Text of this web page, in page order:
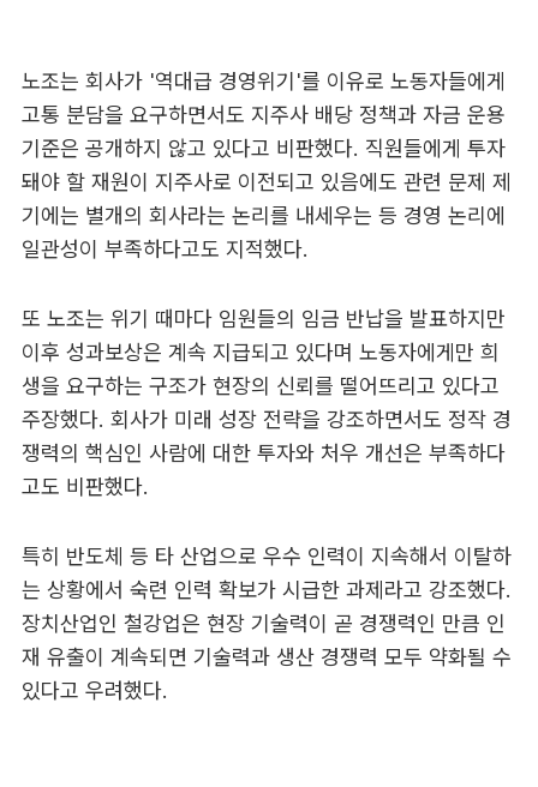
노조는 회사가 '역대급 경영위기'를 이유로 노동자들에게
고통 분담을 요구하면서도 지주사 배당 정책과 자금 운용
기준은 공개하지 않고 있다고 비판했다. 직원들에게 투자
돼야 할 재원이 지주사로 이전되고 있음에도 관련 문제 제
기에는 별개의 회사라는 논리를 내세우는 등 경영 논리에
일관성이 부족하다고도 지적했다.
또 노조는 위기 때마다 임원들의 임금 반납을 발표하지만
이후 성과보상은 계속 지급되고 있다며 노동자에게만 희
생을 요구하는 구조가 현장의 신뢰를 떨어뜨리고 있다고
주장했다. 회사가 미래 성장 전략을 강조하면서도 정작 경
쟁력의 핵심인 사람에 대한 투자와 처우 개선은 부족하다
고도 비판했다.
특히 반도체 등 타 산업으로 우수 인력이 지속해서 이탈하
는 상황에서 숙련 인력 확보가 시급한 과제라고 강조했다.
장치산업인 철강업은 현장 기술력이 곧 경쟁력인 만큼 인
재 유출이 계속되면 기술력과 생산 경쟁력 모두 약화될 수
있다고 우려했다.